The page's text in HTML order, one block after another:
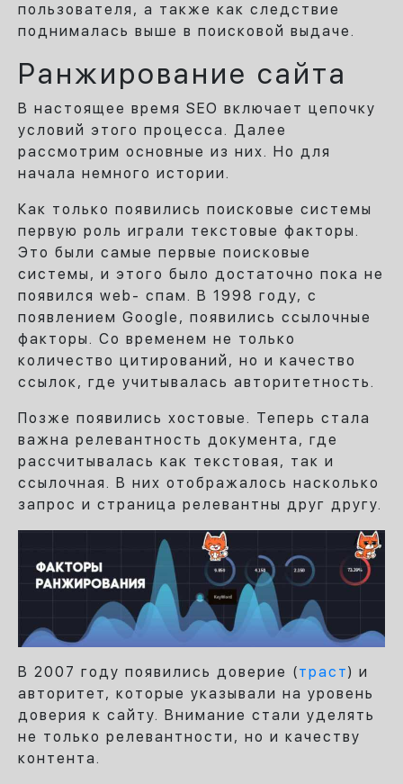
пользователя, а также как следствие
поднималась выше в поисковой выдаче.
Ранжирование сайта
В настоящее время SEO включает цепочку
условий этого процесса. Далее
рассмотрим основные из них. Но для
начала немного истории.
Как только появились поисковые системы
первую роль играли текстовые факторы.
Это были самые первые поисковые
системы, и этого было достаточно пока не
появился web- спам. В 1998 году, с
появлением Google, появились ссылочные
факторы. Со временем не только
количество цитирований, но и качество
ссылок, где учитывалась авторитетность.
Позже появились хостовые. Теперь стала
важна релевантность документа, где
рассчитывалась как текстовая, так и
ссылочная. В них отображалось насколько
запрос и страница релевантны друг другу.
В 2007 году появились доверие (траст) и
авторитет, которые указывали на уровень
доверия к сайту. Внимание стали уделять
не только релевантности, но и качеству
контента.